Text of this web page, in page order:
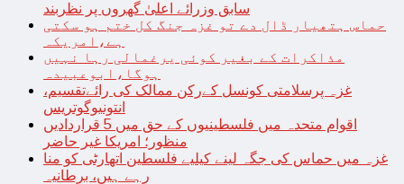
سابق وزرائے اعلیٰ گھروں پر نظربند
حماس ہتھیار ڈال دے تو غزہ جنگ کل ختم ہو سکتی
ہے،امریکہ
مذاکرات کے بغیر کوئی یرغمالی رہا نہیں
ہوگا،ابوعبیدہ
غزہ پرسلامتی کونسل کےرکن ممالک کی رائےتقسیم،
انتونیوگوتریس
اقوام متحدہ میں فلسطینیوں کے حق میں 5 قراردادیں
منظور؛ امریکا غیر حاضر
غزہ میں حماس کی جگہ لینے کیلیے فلسطین اتھارٹی کو منا
رہے ہیں، برطانیہ